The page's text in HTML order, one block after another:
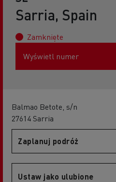
Sarria, Spain
Zamknięte
Wyświetl numer
Balmao Betote, s/n
27614 Sarria
Zaplanuj podróż
Ustaw jako ulubione